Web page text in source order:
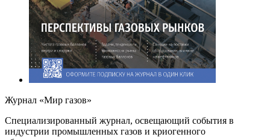
Журнал «Мир газов»
Cпециализированный журнал, освещающий события в
индустрии промышленных газов и криогенного